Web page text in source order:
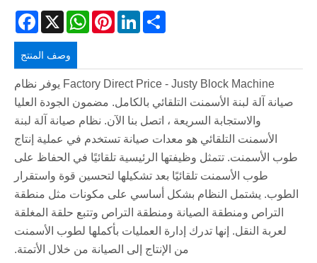
X
WhatsAppPinterestLinkedInShare
وصف المنتج
Factory Direct Price - Justy Block Machine يوفر نظام
صيانة آلة لبنة الأسمنت التلقائي بالكامل. مضمون الجودة العليا
والاستجابة السريعة ، اتصل بنا الآن. نظام صيانة آلة لبنة
الأسمنت التلقائي هو معدات صيانة تستخدم في عملية إنتاج
طوب الأسمنت. تتمثل وظيفتها الرئيسية تلقائيًا في الحفاظ على
طوب الأسمنت تلقائيًا بعد تشكيلها لتحسين قوة واستقرار
الطوب. يشتمل النظام بشكل أساسي على مكونات مثل منطقة
التراص ومنطقة الصيانة ومنطقة التراص وتتبع حلقة المغلقة
لعربة النقل. إنها تدرك إدارة العمليات بأكملها لطوب الأسمنت
من الإنتاج إلى الصيانة من خلال الأتمتة.